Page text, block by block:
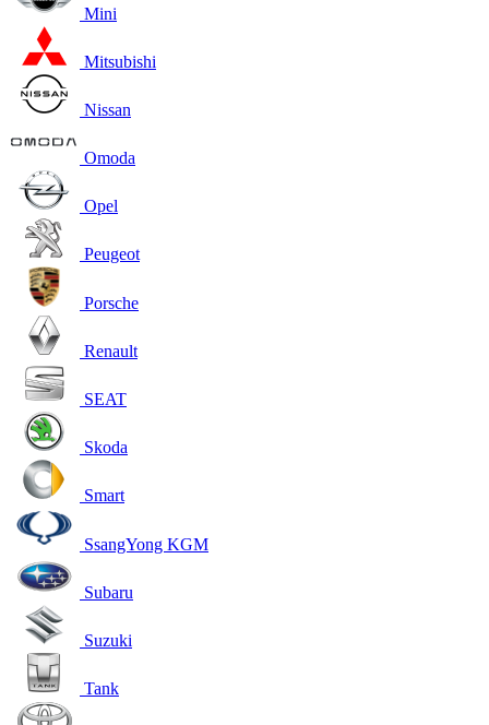
Mini
Mitsubishi
Nissan
Omoda
Opel
Peugeot
Porsche
Renault
SEAT
Skoda
Smart
SsangYong KGM
Subaru
Suzuki
Tank